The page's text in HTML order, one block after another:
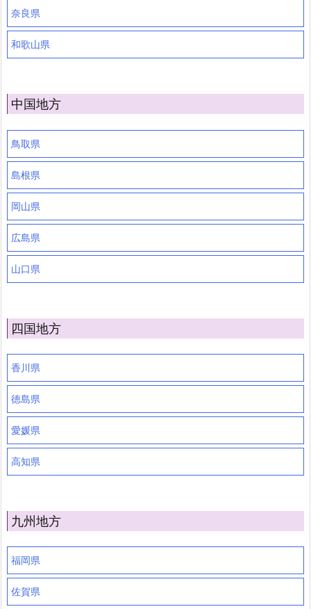
奈良県
和歌山県
中国地方
鳥取県
島根県
岡山県
広島県
山口県
四国地方
香川県
徳島県
愛媛県
高知県
九州地方
福岡県
佐賀県